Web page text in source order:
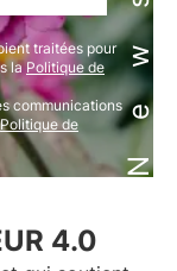
traitées pour
laPolitique de
communications
Politique de
4.0